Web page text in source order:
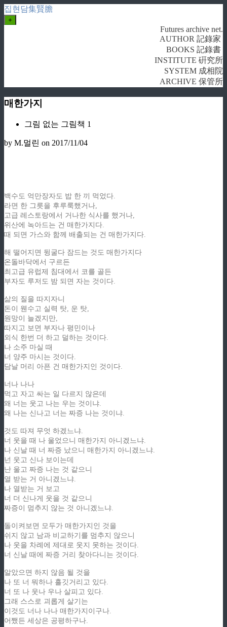
집현담集賢膽
+
Futures archive net.
AUTHOR 記錄家
BOOKS 記錄書
INSTITUTE 硏究所
SYSTEM 成相院
ARCHIVE 保管所
매한가지
그림 없는 그림책 1
by M.멀린 on 2017/11/04
백수도 억만장자도 밥 한 끼 먹었다.
라면 한 그릇을 후루룩했거나,
고급 레스토랑에서 거나한 식사를 했거나,
위산에 녹아드는 건 매한가지다.
때 되면 가스와 함께 배출되는 건 매한가지다.
해 떨어지면 뒹굴다 잠드는 것도 매한가지다
온돌바닥에서 구르든
최고급 유럽제 침대에서 코를 골든
부자도 루저도 밤 되면 자는 것이다.
삶의 질을 따지자니
돈이 웬수고 실력 탓, 운 탓,
원망이 늘겠지만,
따지고 보면 부자나 평민이나
외식 한번 더 하고 덜하는 것이다.
나 소주 마실 때
너 양주 마시는 것이다.
담날 머리 아픈 건 매한가지인 것이다.
너나 나나
먹고 자고 싸는 일 다르지 않은데
왜 너는 웃고 나는 우는 것이냐.
왜 나는 신나고 너는 짜증 나는 것이냐.
것도 따져 무엇 하겠느냐.
너 웃을 때 나 울었으니 매한가지 아니겠느냐.
나 신날 때 너 짜증 났으니 매한가지 아니겠느냐.
넌 웃고 신나 보이는데
난 울고 짜증 나는 것 같으니
열 받는 거 아니겠느냐.
나 열받는 거 보고
너 더 신나게 웃을 것 같으니
짜증이 멈추지 않는 것 아니겠느냐.
돌이켜보면 모두가 매한가지인 것을
쉬지 않고 남과 비교하기를 멈추지 않으니
나 웃을 차례에 제대로 웃지 못하는 것이다.
너 신날 때에 짜증 거리 찾아다니는 것이다.
알았으면 하지 않음 될 것을
나 또 너 뭐하나 흘깃거리고 있다.
너 또 나 웃나 우나 살피고 있다.
그래 스스로 괴롭게 살기는
이것도 너나 나나 매한가지이구나.
어쨌든 세상은 공평하구나.